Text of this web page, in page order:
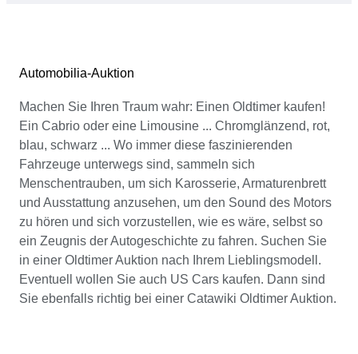
Automobilia-Auktion
Machen Sie Ihren Traum wahr: Einen Oldtimer kaufen!
Ein Cabrio oder eine Limousine ... Chromglänzend, rot,
blau, schwarz ... Wo immer diese faszinierenden
Fahrzeuge unterwegs sind, sammeln sich
Menschentrauben, um sich Karosserie, Armaturenbrett
und Ausstattung anzusehen, um den Sound des Motors
zu hören und sich vorzustellen, wie es wäre, selbst so
ein Zeugnis der Autogeschichte zu fahren. Suchen Sie
in einer Oldtimer Auktion nach Ihrem Lieblingsmodell.
Eventuell wollen Sie auch US Cars kaufen. Dann sind
Sie ebenfalls richtig bei einer Catawiki Oldtimer Auktion.